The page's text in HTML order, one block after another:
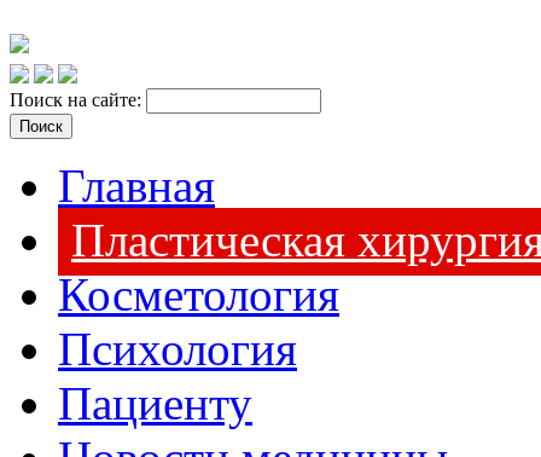
Поиск на сайте:
Главная
Пластическая
Косметология
Психология
Пациенту